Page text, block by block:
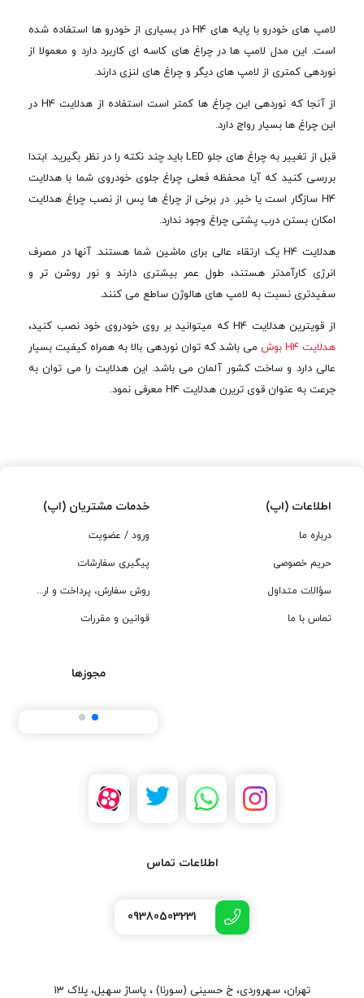
لامپ های خودرو با پایه های H4 در بسیاری از خودرو ها استفاده شده
است. این مدل لامپ ها در چراغ های کاسه ای کاربرد دارد و معمولا از
نوردهی کمتری از لامپ های دیگر و چراغ های لنزی دارند.
از آنجا که نوردهی این چراغ ها کمتر است استفاده از هدلایت H4 در
این چراغ ها بسیار رواج دارد.
قبل از تغییر به چراغ های جلو LED باید چند نکته را در نظر بگیرید. ابتدا
بررسی کنید که آیا محفظه فعلی چراغ جلوی خودروی شما با هدلایت
H4 سازگار است یا خیر. در برخی از چراغ ها پس از نصب چراغ هدلایت
امکان بستن درب پشتی چراغ وجود ندارد.
هدلایت H4 یک ارتقاء عالی برای ماشین شما هستند. آنها در مصرف
انرژی کارآمدتر هستند، طول عمر بیشتری دارند و نور روشن تر و
سفیدتری نسبت به لامپ های هالوژن ساطع می کنند.
از قویترین هدلایت H4 که میتوانید بر روی خودروی خود نصب کنید،
هدلایت H4 بوش
می باشد که توان نوردهی بالا به همراه کیفیت بسیار
عالی دارد و ساخت کشور آلمان می باشد. این هدلایت را می توان به
جرعت به عنوان قوی تریرن هدلایت H4 معرفی نمود.
اطلاعات (اپ)
درباره ما
حریم خصوصی
سؤالات متداول
تماس با ما
خدمات مشتریان (اپ)
ورود / عضویت
پیگیری سفارشات
روش سفارش، پرداخت و ارسال
قوانین و مقررات
مجوزها
اطلاعات تماس
09380503231
تهران، سهروردی، خ حسینی (سورنا) ، پاساژ سهیل، پلاک 13